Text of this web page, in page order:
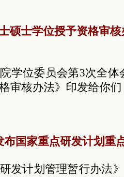
士硕士学位授予资格审
学位委员会第3次全
审核办法》印发给你
布国家重点研发计划重
发计划管理暂行办法